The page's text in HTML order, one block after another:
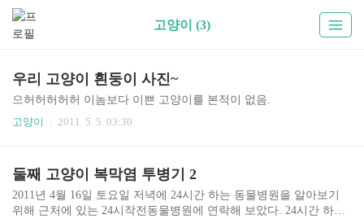
고양이 (3)
우리 고양이 흰둥이 사진~
으허허허허허 이놈보다 이쁜 고양이를 본적이 없음.
고양이
2011. 5. 5. 03:30
둘째 고양이 복막염 투병기 2
2011년 4월 16일 토요일 저녁에 24시간 하는 동물병원을 알아보기
위해 근처에 있는 24시작전동물병원에 연락해 보았다. 24시간 하는